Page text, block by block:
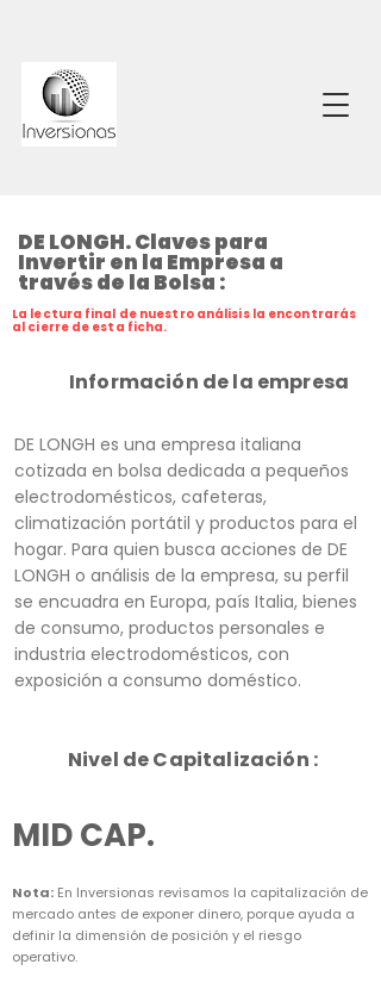
DE LONGH. Claves para
Invertir en la Empresa a
través de la Bolsa :
La lectura final de nuestro análisis la encontrarás
al cierre de esta ficha.
Información de la empresa
DE LONGH es una empresa italiana
cotizada en bolsa dedicada a pequeños
electrodomésticos, cafeteras,
climatización portátil y productos para el
hogar. Para quien busca acciones de DE
LONGH o análisis de la empresa, su perfil
se encuadra en Europa, país Italia, bienes
de consumo, productos personales e
industria electrodomésticos, con
exposición a consumo doméstico.
Nivel de Capitalización :
MID CAP.
Nota: En Inversionas revisamos la capitalización de
mercado antes de exponer dinero, porque ayuda a
definir la dimensión de posición y el riesgo
operativo.